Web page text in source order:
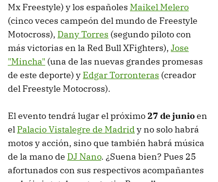
Mx Freestyle) y los españoles Maikel Melero
(cinco veces campeón del mundo de Freestyle
Motocross), Dany Torres (segundo piloto con
más victorias en la Red Bull XFighters), Jose
"Mincha" (una de las nuevas grandes promesas
de este deporte) y Edgar Torronteras (creador
del Freestyle Motocross).
El evento tendrá lugar el próximo27 de junioen
el Palacio Vistalegre de Madridy no solo habrá
motos y acción, sino que también habrá música
de la mano de DJ Nano. ¿Suena bien? Pues 25
afortunados con sus respectivos acompañantes